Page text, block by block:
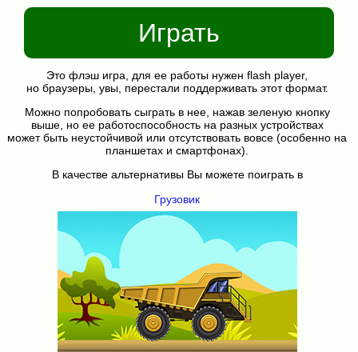
Играть
Это флэш игра, для ее работы нужен flash player,
но браузеры, увы, перестали поддерживать этот формат.
Можно попробовать сыграть в нее, нажав зеленую кнопку
выше, но ее работоспособность на разных устройствах
может быть неустойчивой или отсутствовать вовсе (особенно на
планшетах и смартфонах).
В качестве альтернативы Вы можете поиграть в
Грузовик